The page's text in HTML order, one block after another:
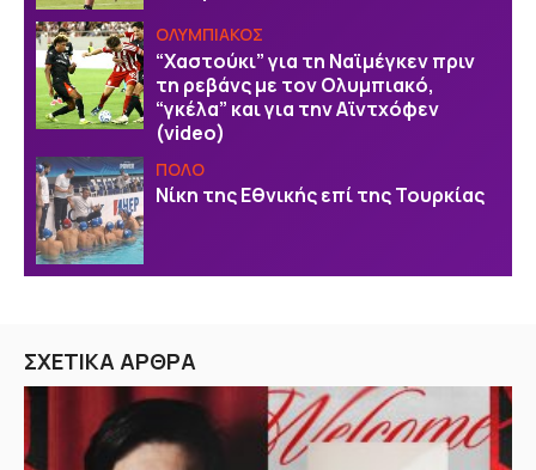
ΟΛΥΜΠΙΑΚΟΣ
“Χαστούκι” για τη Ναϊμέγκεν πριν
τη ρεβάνς με τον Ολυμπιακό,
“γκέλα” και για την Αϊντχόφεν
(video)
ΠΟΛΟ
Νίκη της Εθνικής επί της Τουρκίας
ΣΧΕΤΙΚΑ ΑΡΘΡΑ